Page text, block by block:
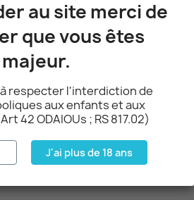
Retour en haut
au site merci de
que vous êtes
majeur.
respecter l'interdiction de
aux enfants et aux
42 ODAIOUs ; RS 817.02)
J'ai plus de 18 ans